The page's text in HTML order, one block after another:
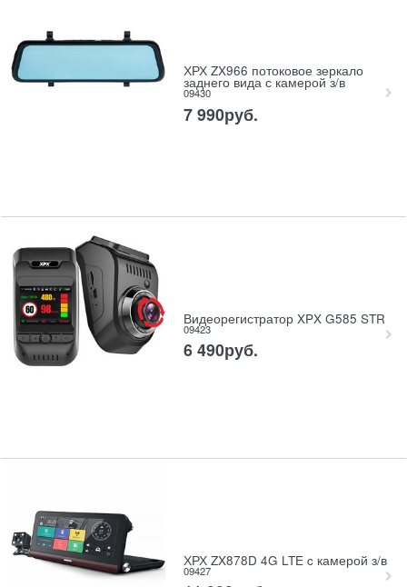
ХРХ ZX966 потоковое зеркало
заднего вида с камерой з/в
09430
7 990руб.
Видеорегистратор XPX G585 STR
09423
6 490руб.
ХРХ ZX878D 4G LTE c камерой з/в
09427